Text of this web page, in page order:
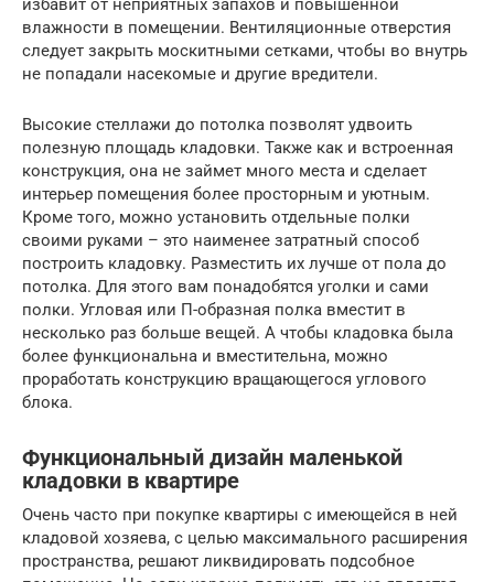
избавит от неприятных запахов и повышенной
влажности в помещении. Вентиляционные отверстия
следует закрыть москитными сетками, чтобы во внутрь
не попадали насекомые и другие вредители.
Высокие стеллажи до потолка позволят удвоить
полезную площадь кладовки. Также как и встроенная
конструкция, она не займет много места и сделает
интерьер помещения более просторным и уютным.
Кроме того, можно установить отдельные полки
своими руками – это наименее затратный способ
построить кладовку. Разместить их лучше от пола до
потолка. Для этого вам понадобятся уголки и сами
полки. Угловая или П-образная полка вместит в
несколько раз больше вещей. А чтобы кладовка была
более функциональна и вместительна, можно
проработать конструкцию вращающегося углового
блока.
Функциональный дизайн маленькой
кладовки в квартире
Очень часто при покупке квартиры с имеющейся в ней
кладовой хозяева, с целью максимального расширения
пространства, решают ликвидировать подсобное